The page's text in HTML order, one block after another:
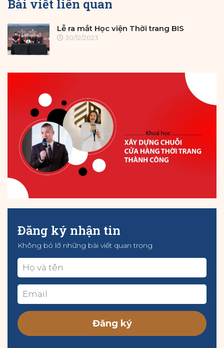
Bài viết liên quan
Lễ ra mắt Học viện Thời trang BIS
30/12/2023
Đăng ký nhận tin
Không bỏ lỡ những bài viết quan trọng